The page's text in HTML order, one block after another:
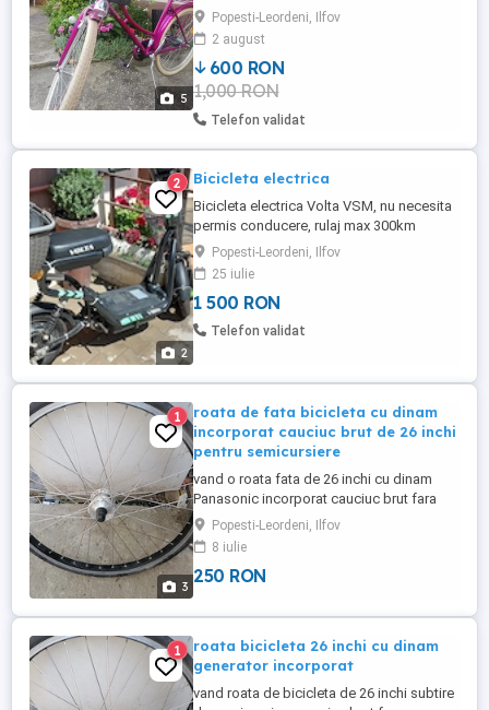
5
3 viteze , cos pe ghidon fata . Pret : 600 de
ron, discutabil.
Popesti-Leordeni, Ilfov
2 august
600 RON
1,000 RON
Telefon validat
2
2 Bicicleta electrica
Bicicleta electrica Volta VSM, nu necesita
permis conducere, rulaj max 300km
Popesti-Leordeni, Ilfov
25 iulie
1 500 RON
Telefon validat
3
1
roata de fata bicicleta cu dinam
incorporat cauciuc brut de 26 inchi
pentru semicursiere
vand o roata fata de 26 inchi cu dinam
Panasonic incorporat cauciuc brut fara
camera cu spite de inox stare excelenta
fara batai sau descentrari stare cauciuc
cca 50 la suta
Popesti-Leordeni, Ilfov
8 iulie
250 RON
1
roata bicicleta 26 inchi cu dinam
generator incorporat
vand roata de bicicleta de 26 inchi subtire